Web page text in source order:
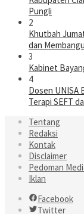
Pungli
2
Khutbah
dan
3
Kabinet
4
Dosen UNISA
Terapi SEFT
Tentang
Redaksi
Kontak
Disclaimer
Pedoman
Iklan
Facebook
Twitter